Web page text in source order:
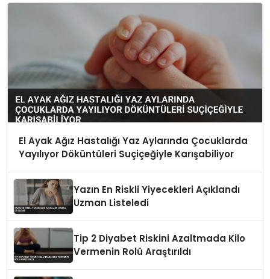
El Ayak Ağız Hastalığı Yaz Aylarında Çocuklarda
Yayılıyor Döküntüleri Suçiçeğiyle Karışabiliyor
Yazın En Riskli Yiyecekleri Açıklandı
Uzman Listeledi
Tip 2 Diyabet Riskini Azaltmada Kilo
Vermenin Rolü Araştırıldı